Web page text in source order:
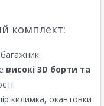
комплект:
високі 3D борти та
килимка, окантовки